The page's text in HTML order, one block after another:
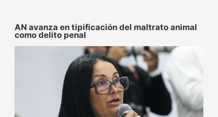
AN avanza en tipificación del maltrato animal
como delito penal